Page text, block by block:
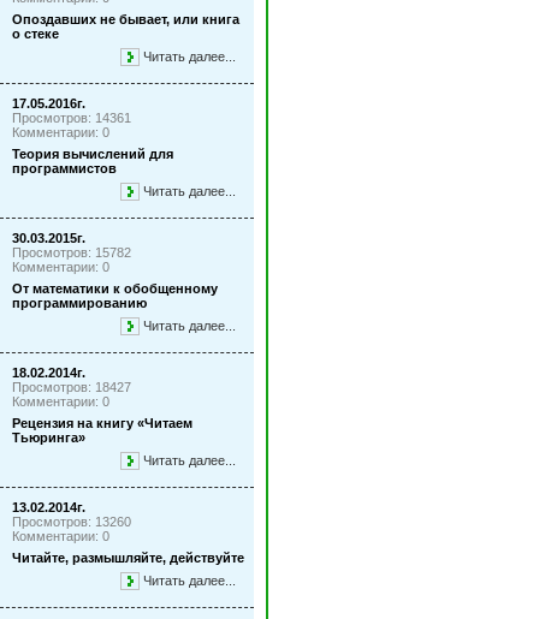
Опоздавших не бывает, или книга
о стеке
Читать далее...
17.05.2016г.
Просмотров: 14361
Комментарии: 0
Теория вычислений для
программистов
Читать далее...
30.03.2015г.
Просмотров: 15782
Комментарии: 0
От математики к обобщенному
программированию
Читать далее...
18.02.2014г.
Просмотров: 18427
Комментарии: 0
Рецензия на книгу «Читаем
Тьюринга»
Читать далее...
13.02.2014г.
Просмотров: 13260
Комментарии: 0
Читайте, размышляйте, действуйте
Читать далее...